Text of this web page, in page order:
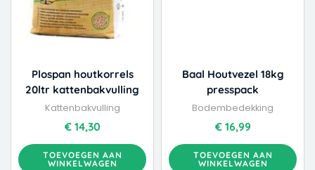
Plospan houtkorrels
20ltr kattenbakvulling
Kattenbakvulling
€14,30
TOEVOEGEN AAN
WINKELWAGEN
Baal Houtvezel 18kg
presspack
Bodembedekking
€16,99
TOEVOEGEN AAN
WINKELWAGEN